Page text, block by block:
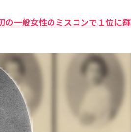
の一般女性のミスコンで１位に輝